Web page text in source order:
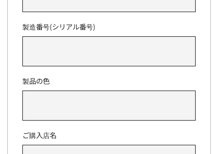
製造番号(シリアル番号)
製品の色
ご購入店名